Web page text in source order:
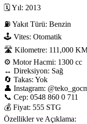
🗓 Yıl: 2013
⛽ Yakıt Türü: Benzin
🕹 Vites: Otomatik
🛣 Kilometre: 111,000
⚙️ Motor Hacmi: 1300 cc
↔️ Direksiyon: Sağ
🔄 Takas: Yok
👤 Instagram:
📞 Cep: 0548 860 0 711
💰 Fiyat: 555 STG
Özellikler ve Açıklama: